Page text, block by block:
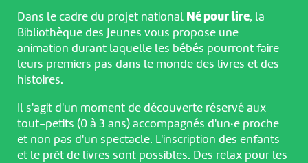
Dans le cadre du projet national Né pour lire, la
Bibliothèque des Jeunes vous propose une
animation durant laquelle les bébés pourront faire
leurs premiers pas dans le monde des livres et des
histoires.
Il s'agit d'un moment de découverte réservé aux
tout-petits (0 à 3 ans) accompagnés d'un·e proche
et non pas d'un spectacle. L'inscription des enfants
et le prêt de livres sont possibles. Des relax pour les